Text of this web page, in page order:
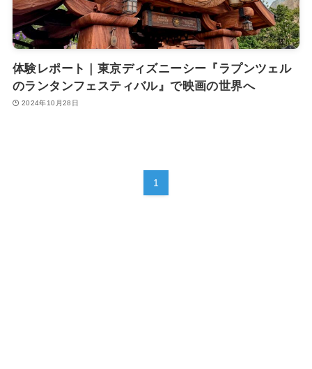
体験レポート｜東京ディズニーシー『ラプンツェル
のランタンフェスティバル』で映画の世界へ
2024年10月28日
1